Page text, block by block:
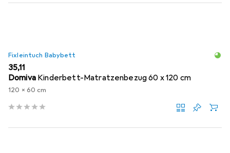
Fixleintuch Babybett
EUR
35,11
Domiva Kinderbett-Matratzenbezug 60 x 120 cm
120 x 60 cm